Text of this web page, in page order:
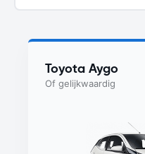
Toyota Aygo
Of gelijkwaardig